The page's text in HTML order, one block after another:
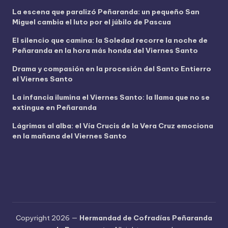
d
e
La escena que paralizó Peñaranda: un pequeño San
Miguel cambia el luto por el júbilo de Pascua
El silencio que camina: la Soledad recorre la noche de
Peñaranda en la hora más honda del Viernes Santo
Drama y compasión en la procesión del Santo Entierro
el Viernes Santo
La infancia ilumina el Viernes Santo: la llama que no se
extingue en Peñaranda
Lágrimas al alba: el Vía Crucis de la Vera Cruz emociona
en la mañana del Viernes Santo
Copyright 2026 — Hermandad de Cofradías Peñaranda